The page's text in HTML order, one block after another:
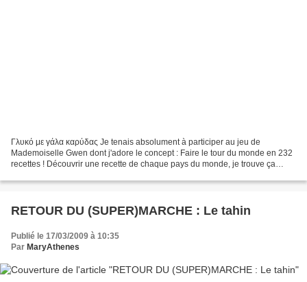
Γλυκό με γάλα καρύδας Je tenais absolument à participer au jeu de
Mademoiselle Gwen dont j'adore le concept : Faire le tour du monde en 232
recettes ! Découvrir une recette de chaque pays du monde, je trouve ça
RETOUR DU (SUPER)MARCHE : Le tahin
Publié le 17/03/2009 à 10:35
Par MaryAthenes